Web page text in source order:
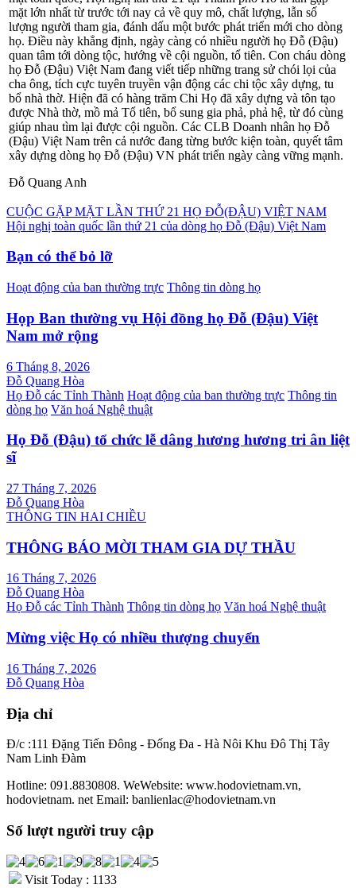
mặt lớn nhất từ trước tới nay cả về quy mô, chất lượng, lẫn số
lượng người tham gia, đánh dấu một bước phát triển mới cho dòng
họ. Điều này khẳng định, ngày càng có nhiều người họ Đỗ (Đậu)
quan tâm tới dòng tộc, hướng về cội nguồn, tổ tiên. Con cháu dòng
họ Đỗ (Đậu) Việt Nam đang viết tiếp những trang sử chói lọi của
cha ông, tích cực tuyên truyền vận động các chi tộc xây dựng, tu
bổ nhà thờ. Hiện đã có hàng trăm Chi Họ đã xây dựng và tôn tạo
được Nhà thờ, mồ mả Tổ tiên, bổ sung gia phả, phả hệ, từ đó cùng
giúp nhau tìm lại được cội nguồn. Các CLB Doanh nhân họ Đỗ
(Đậu) Việt Nam trên cả nước đang từng bước kiện toàn, quyết tâm
xây dựng dòng họ Đỗ (Đậu) VN phát triển ngày càng vững mạnh.
Đỗ Quang Anh
Điều
hướng
bài
viết
CUỘC GẶP MẶT LẦN THỨ 21 HỌ ĐỖ(ĐẬU) VIỆT NAM
Hội nghị toàn quốc lần thứ 21 của dòng họ Đỗ (Đậu) Việt Nam
Bạn có thể bỏ lỡ
Hoạt động của ban thường trực Thông tin dòng họ
Họp Ban thường vụ Hội đồng họ Đỗ (Đậu) Việt
Nam mở rộng
6 Tháng 8, 2026
Đỗ Quang Hòa
Họ Đỗ các Tỉnh Thành Hoạt động của ban thường trực Thông tin
dòng họ Văn hoá Nghệ thuật
Họ Đỗ (Đậu) tổ chức lễ dâng hương hương tri ân liệt
sĩ
27 Tháng 7, 2026
Đỗ Quang Hòa
THÔNG TIN HAI CHIỀU
THÔNG BÁO MỜI THAM GIA DỰ THẦU
16 Tháng 7, 2026
Đỗ Quang Hòa
Họ Đỗ các Tỉnh Thành Thông tin dòng họ Văn hoá Nghệ thuật
Mừng việc Họ có nhiều thượng chuyển
16 Tháng 7, 2026
Đỗ Quang Hòa
Địa chỉ
Đ/c :111 Đặng Tiến Đông - Đống Đa - Hà Nôi Khu Đô Thị Tây
Nam Linh Đàm
Hotline: 091.8830808. WeWebsite: www.hodovietnam.vn,
hodovietnam. net Email: banlienlac@hodovietnam.vn
Số lượt người truy cập
Visit Today : 1133